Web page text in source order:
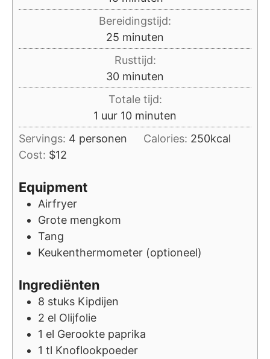
Bereidingstijd:
25 minuten
minuten
Rusttijd:
30minuten
minuten
Totale tijd:
1 uur
uur 10minuten
minuten
Servings: 4 personen Calories: 250kcal
Cost: $12
Equipment
Airfryer
Grote mengkom
Tang
Keukenthermometer (optioneel)
Ingrediënten
8 stuks Kipdijen
2 el Olijfolie
1 el Gerookte paprika
1 tl Knoflookpoeder